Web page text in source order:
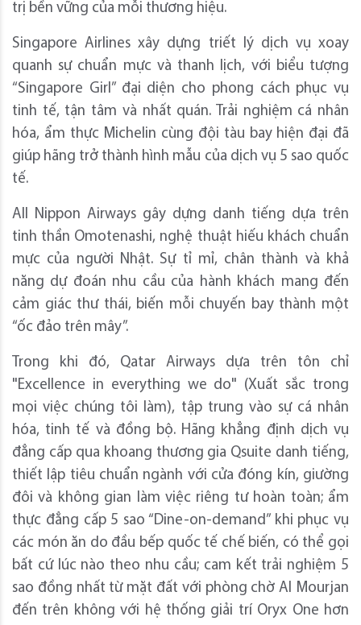
trị bền vững của mỗi thương hiệu.
Singapore Airlines xây dựng triết lý dịch vụ xoay
quanh sự chuẩn mực và thanh lịch, với biểu tượng
“Singapore Girl” đại diện cho phong cách phục vụ
tinh tế, tận tâm và nhất quán. Trải nghiệm cá nhân
hóa, ẩm thực Michelin cùng đội tàu bay hiện đại đã
giúp hãng trở thành hình mẫu của dịch vụ 5 sao quốc
tế.
All Nippon Airways gây dựng danh tiếng dựa trên
tinh thần Omotenashi, nghệ thuật hiếu khách chuẩn
mực của người Nhật. Sự tỉ mỉ, chân thành và khả
năng dự đoán nhu cầu của hành khách mang đến
cảm giác thư thái, biến mỗi chuyến bay thành một
“ốc đảo trên mây”.
Trong khi đó, Qatar Airways dựa trên tôn chỉ
"Excellence in everything we do" (Xuất sắc trong
mọi việc chúng tôi làm), tập trung vào sự cá nhân
hóa, tinh tế và đồng bộ. Hãng khẳng định dịch vụ
đẳng cấp qua khoang thương gia Qsuite danh tiếng,
thiết lập tiêu chuẩn ngành với cửa đóng kín, giường
đôi và không gian làm việc riêng tư hoàn toàn; ẩm
thực đẳng cấp 5 sao “Dine-on-demand” khi phục vụ
các món ăn do đầu bếp quốc tế chế biến, có thể gọi
bất cứ lúc nào theo nhu cầu; cam kết trải nghiệm 5
sao đồng nhất từ mặt đất với phòng chờ Al Mourjan
đến trên không với hệ thống giải trí Oryx One hơn